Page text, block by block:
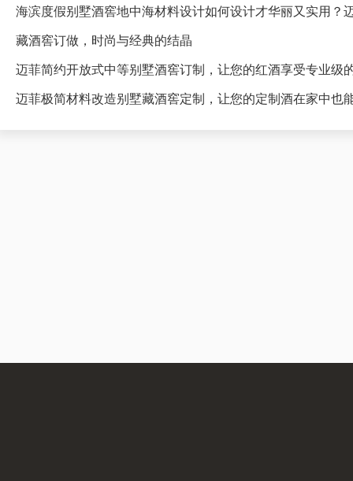
海滨度假别墅酒窖地中海材料设计如何设计才华丽又实用？
藏酒窖订做，时尚与经典的结晶
迈菲简约开放式中等别墅酒窖订制，让您的红酒享受专业级
迈菲极简材料改造别墅藏酒窖定制，让您的定制酒在家中也